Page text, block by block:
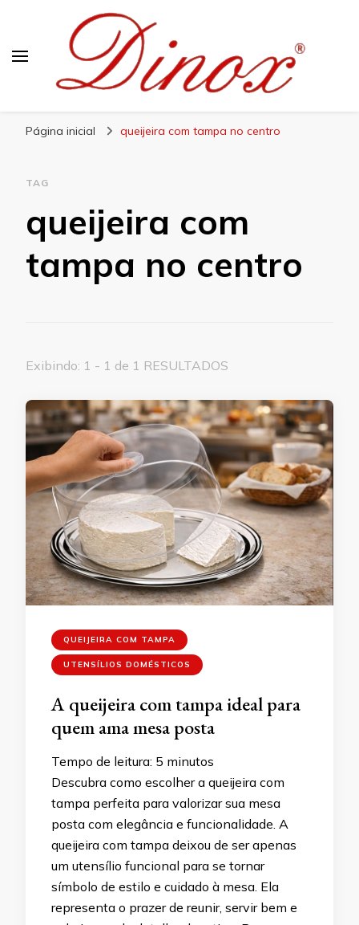
Página inicial queijeira com tampa no centro
TAG
queijeira com
tampa no centro
Exibindo: 1 - 1 de 1 RESULTADOS
QUEIJEIRA COM TAMPA
UTENSÍLIOS DOMÉSTICOS
A queijeira com tampa ideal para
quem ama mesa posta
Tempo de leitura: 5 minutos
Descubra como escolher a queijeira com
tampa perfeita para valorizar sua mesa
posta com elegância e funcionalidade. A
queijeira com tampa deixou de ser apenas
um utensílio funcional para se tornar
símbolo de estilo e cuidado à mesa. Ela
representa o prazer de reunir, servir bem e